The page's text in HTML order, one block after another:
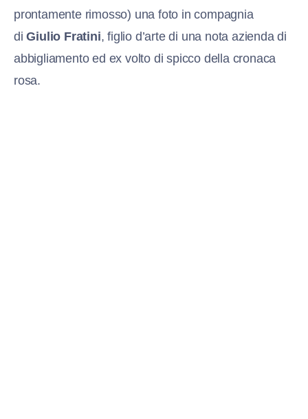
prontamente rimosso) una foto in compagnia
diGiulio Fratini, figlio d’arte di una nota azienda di
abbigliamento ed ex volto di spicco della cronaca
rosa.